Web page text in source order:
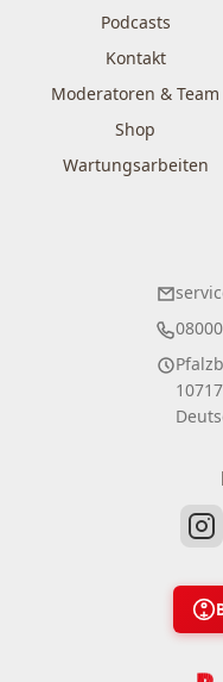
Podcasts
Kontakt
Moderatoren & Team
Shop
Wartungsarbeiten